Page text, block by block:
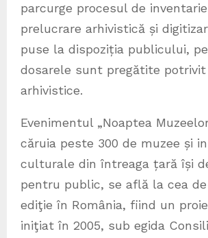
parcurge procesul de
prelucrare arhivistică și
puse la dispoziția publicului,
dosarele sunt pregătite
arhivistice.
Evenimentul „Noaptea
căruia peste 300 de muzee și
culturale din întreaga țară își
pentru public, se află la cea
ediţie în România, fiind un
iniţiat în 2005, sub egida